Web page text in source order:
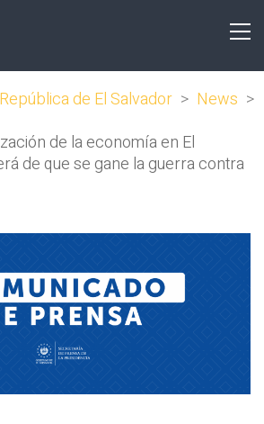
de El Salvador > News >
de la economía en El
de que se gane la guerra contra